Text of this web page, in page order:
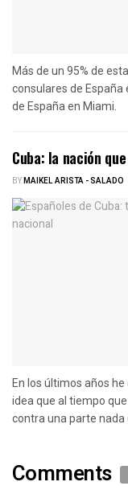
Más de un 95% de
consulares de España
de España en Miami.
Cuba: la nación
BYMAIKEL ARISTA - SALADO
En los últimos años
idea que al tiempo
contra una parte nada
Comments